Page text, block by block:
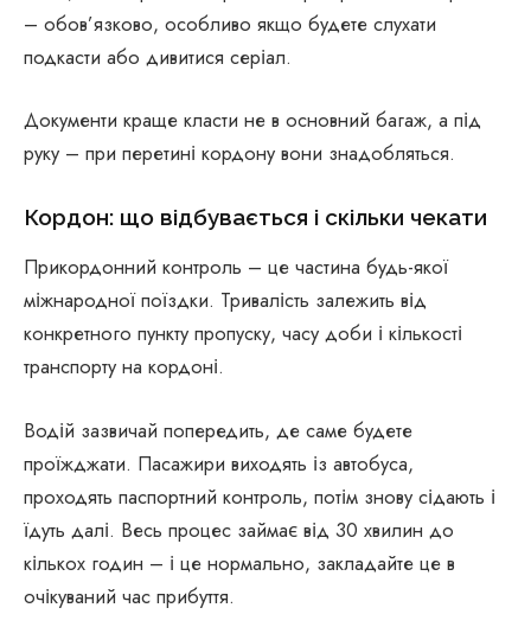
– обов’язково, особливо якщо будете слухати
подкасти або дивитися серіал.
Документи краще класти не в основний багаж, а під
руку – при перетині кордону вони знадобляться.
Кордон: що відбувається і скільки чекати
Прикордонний контроль – це частина будь-якої
міжнародної поїздки. Тривалість залежить від
конкретного пункту пропуску, часу доби і кількості
транспорту на кордоні.
Водій зазвичай попередить, де саме будете
проїжджати. Пасажири виходять із автобуса,
проходять паспортний контроль, потім знову сідають і
їдуть далі. Весь процес займає від 30 хвилин до
кількох годин – і це нормально, закладайте це в
очікуваний час прибуття.